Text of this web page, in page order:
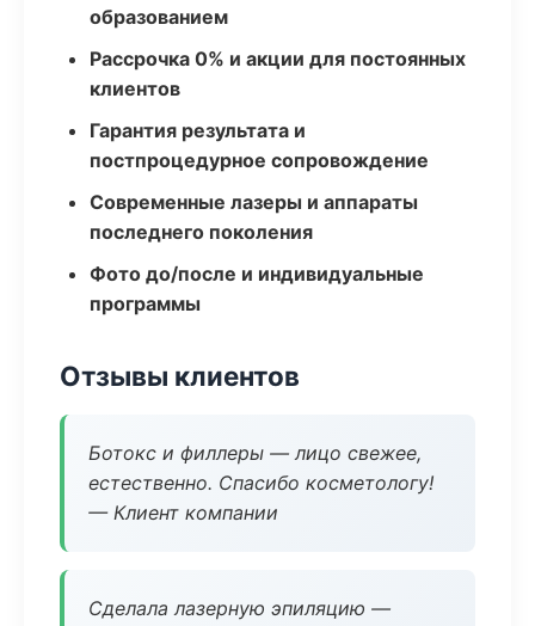
образованием
Рассрочка 0% и акции для постоянных
клиентов
Гарантия результата и
постпроцедурное сопровождение
Современные лазеры и аппараты
последнего поколения
Фото до/после и индивидуальные
программы
Отзывы клиентов
Ботокс и филлеры — лицо свежее,
естественно. Спасибо косметологу!
— Клиент компании
Сделала лазерную эпиляцию —